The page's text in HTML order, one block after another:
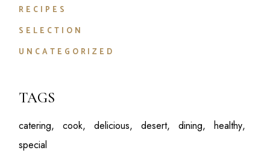
RECIPES
SELECTION
UNCATEGORIZED
TAGS
catering cook delicious desert dining
healthy
special